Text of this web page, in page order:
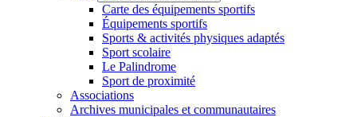
Carte des équipements sportifs
Équipements sportifs
Sports & activités physiques adaptés
Sport scolaire
Le Palindrome
Sport de proximité
Associations
Archives municipales et communautaires